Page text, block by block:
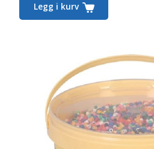
Legg i kurv